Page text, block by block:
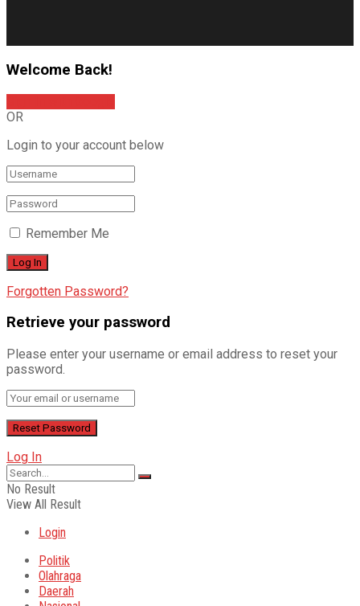
Welcome Back!
OR
Login to your account below
Remember Me
Forgotten Password?
Retrieve your password
Please enter your username or email address to reset your
password.
Log In
No Result
View All Result
Login
Politik
Olahraga
Daerah